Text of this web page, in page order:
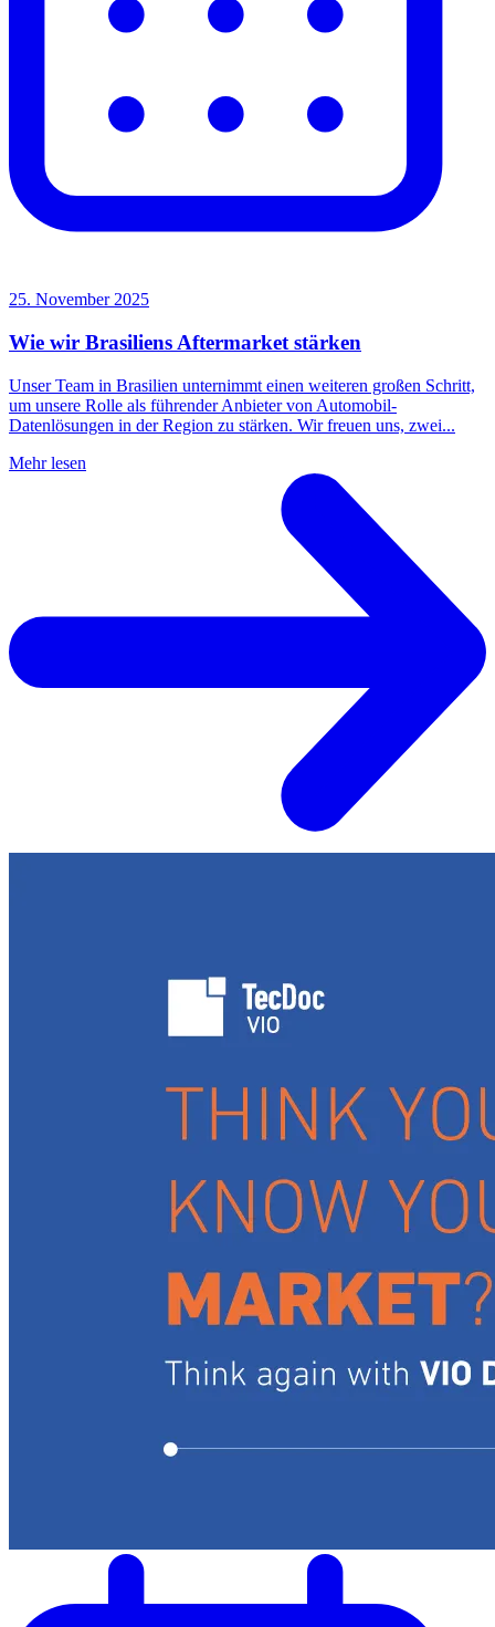
25. November 2025
Wie wir Brasiliens Aftermarket stärken
Unser Team in Brasilien unternimmt einen weiteren großen Schritt,
um unsere Rolle als führender Anbieter von Automobil-
Datenlösungen in der Region zu stärken. Wir freuen uns, zwei...
Mehr lesen